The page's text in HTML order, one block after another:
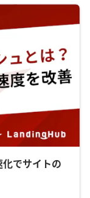
でサイトの